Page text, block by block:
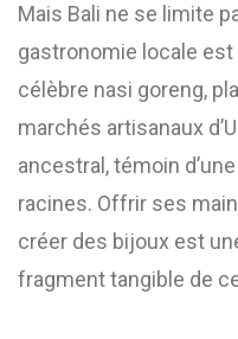
Mais Bali ne se limite
gastronomie locale est
célèbre nasi goreng,
marchés artisanaux
ancestral, témoin
racines. Offrir ses
créer des bijoux est
fragment tangible de